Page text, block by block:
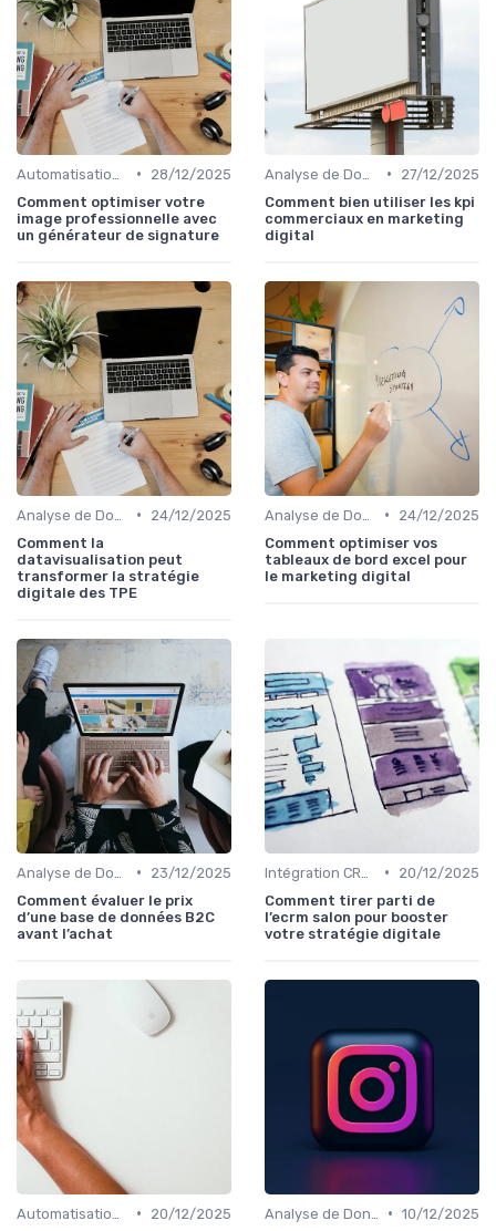
•
28/12/2025
Comment optimiser votre
image professionnelle avec
un générateur de signature
•
27/12/2025
Comment bien utiliser les kpi
commerciaux en marketing
digital
•
24/12/2025
Comment la
datavisualisation peut
transformer la stratégie
digitale des TPE
•
24/12/2025
Comment optimiser vos
tableaux de bord excel pour
le marketing digital
•
23/12/2025
Comment évaluer le prix
d’une base de données B2C
avant l’achat
•
20/12/2025
Comment tirer parti de
l’ecrm salon pour booster
votre stratégie digitale
•
20/12/2025
• 10/12/2025